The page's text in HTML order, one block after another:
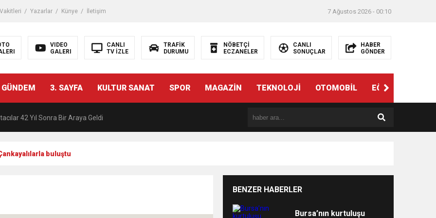
Yazarlar Künye İletişim 7 Ağustos 2026 - 00:10
VIDEO
GALERI
CANLI
TV İZLE
TRAFİK
DURUMU
NÖBETÇİ
ECZANELER
CANLI
SONUÇLAR
HABER
GÖNDER
3. SAYFA KULTUR SANAT SPOR MAGAZİN TEKNOLOJİ OTOMOBİL EĞİTİM
Tanıdığı İsim: Abdulrezak Kaldan Torbalı Yolunda
42 Yıl Sonra Bir Araya Geldi
buluştu
BENZER HABERLER
Bursa’nın kurtuluşu